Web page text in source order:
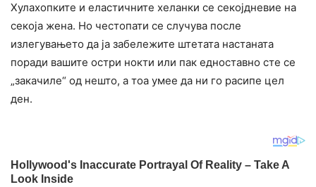
Хулахопките и еластичните хеланки се секојдневие на
секоја жена. Но честопати се случува после
излегувањето да ја забележите штетата настаната
поради вашите остри нокти или пак едноставно сте се
„закачиле“ од нешто, а тоа умее да ни го расипе цел
ден.